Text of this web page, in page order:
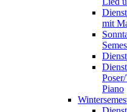
mit
Piano